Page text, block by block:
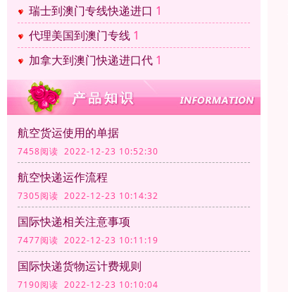
瑞士到澳门专线快递进口 1
代理美国到澳门专线 1
加拿大到澳门快递进口代 1
航空货运使用的单据
7458阅读 2022-12-23 10:52:30
航空快递运作流程
7305阅读 2022-12-23 10:14:32
国际快递相关注意事项
7477阅读 2022-12-23 10:11:19
国际快递货物运计费规则
7190阅读 2022-12-23 10:10:04